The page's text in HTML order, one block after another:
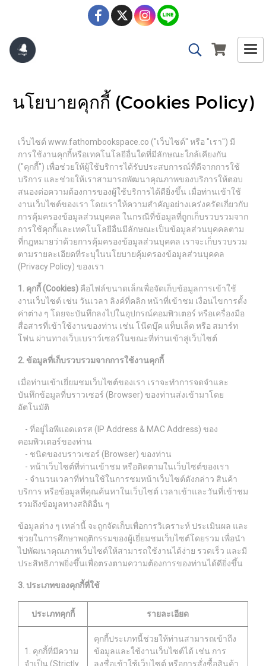
นโยบายคุกกี้ (Cookies Policy)
เว็บไซต์ www.fathombookspace.co ("เว็บไซต์" หรือ "เรา") มี
การใช้งานคุกกี้หรือเทคโนโลยีอื่นใดที่มีลักษณะใกล้เคียงกัน
("คุกกี้") เพื่อช่วยให้ผู้ใช้บริการได้รับประสบการณ์ที่ดีจากการใช้
บริการ และช่วยให้เราสามารถพัฒนาคุณภาพของบริการให้ตอบ
สนองต่อความต้องการของผู้ใช้บริการได้ดียิ่งขึ้น เมื่อท่านเข้าใช้
งานเว็บไซต์ของเรา โดยเราให้ความสำคัญอย่างเคร่งครัดเกี่ยวกับ
การคุ้มครองข้อมูลส่วนบุคคล ในกรณีที่ข้อมูลที่ถูกเก็บรวบรวมจาก
การใช้คุกกี้และเทคโนโลยีอื่นมีลักษณะเป็นข้อมูลส่วนบุคคลตาม
ที่กฎหมายว่าด้วยการคุ้มครองข้อมูลส่วนบุคคล เราจะเก็บรวบรวม
ตามรายละเอียดที่ระบุในนโยบายคุ้มครองข้อมูลส่วนบุคคล
(Privacy Policy) ของเรา
1. คุกกี้ (Cookies) คือไฟล์ขนาดเล็กเพื่อจัดเก็บข้อมูลการเข้าใช้
งานเว็บไซต์ เช่น วันเวลา ลิงค์ที่คลิก หน้าที่เข้าชม เงื่อนไขการตั้ง
ค่าต่าง ๆ โดยจะบันทึกลงไปในอุปกรณ์คอมพิวเตอร์ หรือเครื่องมือ
สื่อสารที่เข้าใช้งานของท่าน เช่น โน๊ตบุ๊ค แท็บเล็ต หรือ สมาร์ท
โฟน ผ่านทางเว็บเบราว์เซอร์ในขณะที่ท่านเข้าสู่เว็บไซต์
2. ข้อมูลที่เก็บรวบรวมจากการใช้งานคุกกี้
เมื่อท่านเข้าเยี่ยมชมเว็บไซต์ของเรา เราจะทำการจดจำและ
บันทึกข้อมูลที่บราวเซอร์ (Browser) ของท่านส่งเข้ามาโดย
อัตโนมัติ
- ที่อยู่ไอพีแอดเดรส (IP Address & MAC Address) ของ
คอมพิวเตอร์ของท่าน
- ชนิดของบราวเซอร์ (Browser) ของท่าน
- หน้าเว็บไซต์ที่ท่านเข้าชม หรือติดตามในเว็บไซต์ของเรา
- จำนวนเวลาที่ท่านใช้ในการชมหน้าเว็บไซต์ดังกล่าว สินค้า
บริการ หรือข้อมูลที่คุณค้นหาในเว็บไซต์ เวลาเข้าและวันที่เข้าชม
รวมถึงข้อมูลทางสถิติอื่น ๆ
ข้อมูลต่าง ๆ เหล่านี้ จะถูกจัดเก็บเพื่อการวิเคราะห์ ประเมินผล และ
ช่วยในการศึกษาพฤติกรรมของผู้เยี่ยมชมเว็บไซต์โดยรวม เพื่อนำ
ไปพัฒนาคุณภาพเว็บไซต์ให้สามารถใช้งานได้ง่าย รวดเร็ว และมี
ประสิทธิภาพยิ่งขึ้นเพื่อตรงตามความต้องการของท่านได้ดียิ่งขึ้น
3. ประเภทของคุกกี้ที่ใช้
ประเภทคุกกี้ รายละเอียด
1. คุกกี้ที่มีความ
จำเป็น (Strictly
คุกกี้ประเภทนี้ช่วยให้ท่านสามารถเข้าถึง
ข้อมูลและใช้งานเว็บไซต์ได้ เช่น การ
ลงชื่อเข้าใช้เว็บไซต์ หรือการสั่งซื้อสินค้า